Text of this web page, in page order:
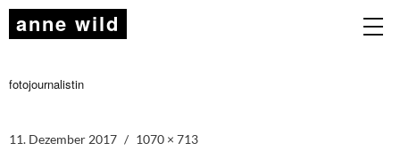
anne wild
fotojournalistin
11. Dezember 2017 1070 × 713